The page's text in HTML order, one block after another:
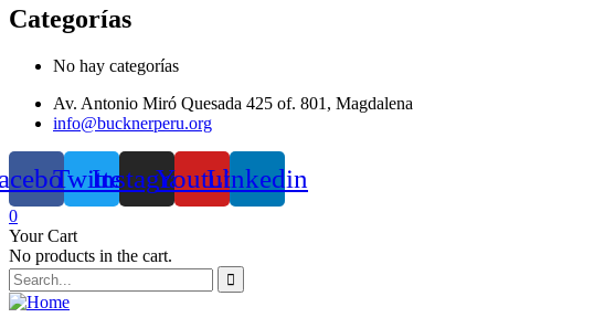
Categorías
No hay categorías
Av. Antonio Miró Quesada 425 of. 801, Magdalena
info@bucknerperu.org
TwitterInstagramYoutubeLinkedin
0
Your Cart
No products in the cart.